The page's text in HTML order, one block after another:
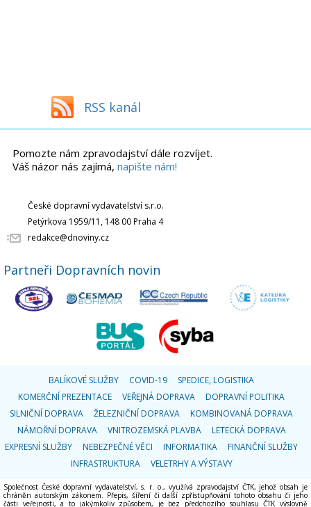
RSS kanál
Pomozte nám zpravodajství dále rozvíjet.
Váš názor nás zajímá, napište nám!
České dopravní vydavatelství s.r.o.
Petýrkova 1959/11, 148 00 Praha 4
redakce@dnoviny.cz
Partneři Dopravních novin
BALÍKOVÉ SLUŽBY COVID-19
SPEDICE, LOGISTIKA
KOMERČNÍ PREZENTACE
VEŘEJNÁ DOPRAVA
DOPRAVNÍ POLITIKA
SILNIČNÍ DOPRAVA
ŽELEZNIČNÍ DOPRAVA
KOMBINOVANÁ DOPRAVA
NÁMOŘNÍ DOPRAVA
VNITROZEMSKÁ PLAVBA
LETECKÁ DOPRAVA
EXPRESNÍ SLUŽBY
NEBEZPEČNÉ VĚCI INFORMATIKA
FINANČNÍ SLUŽBY
INFRASTRUKTURA
VELETRHY A VÝSTAVY
Společnost České dopravní vydavatelství, s. r. o., využívá zpravodajství ČTK, jehož obsah je
chráněn autorským zákonem. Přepis, šíření či další zpřístupňování tohoto obsahu či jeho
části veřejnosti, a to jakýmkoliv způsobem, je bez předchozího souhlasu ČTK výslovně